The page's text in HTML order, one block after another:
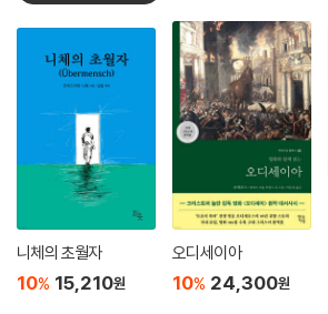
니체의 초월자
10% 15,210원
오디세이아
10% 24,300원